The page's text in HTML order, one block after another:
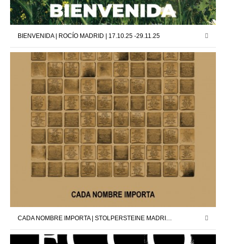
BIENVENIDA | ROCÍO MADRID | 17.10.25 -29.11.25
CADA NOMBRE IMPORTA | STOLPERSTEINE MADRID X DAVID CÁRDENAS | 12.09.25 – 11.10.25